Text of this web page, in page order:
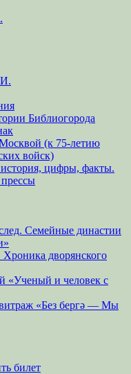
Библиогорода
(к 75-летию
войск)
цифры, факты.
Семейные династии
дворянского
«Ученый и человек с
«Без бергə — Мы
билет